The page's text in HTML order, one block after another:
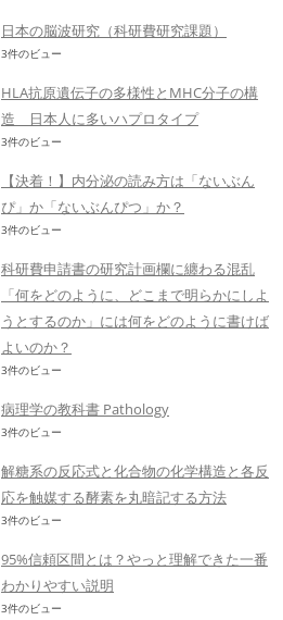
日本の脳波研究（科研費研究課題）
3件のビュー
HLA抗原遺伝子の多様性とMHC分子の構
造 日本人に多いハプロタイプ
3件のビュー
【決着！】内分泌の読み方は「ないぶん
ぴ」か「ないぶんぴつ」か？
3件のビュー
科研費申請書の研究計画欄に纏わる混乱
「何をどのように、どこまで明らかにしよ
うとするのか」には何をどのように書けば
よいのか？
3件のビュー
病理学の教科書 Pathology
3件のビュー
解糖系の反応式と化合物の化学構造と各反
応を触媒する酵素を丸暗記する方法
3件のビュー
95%信頼区間とは？やっと理解できた一番
わかりやすい説明
3件のビュー